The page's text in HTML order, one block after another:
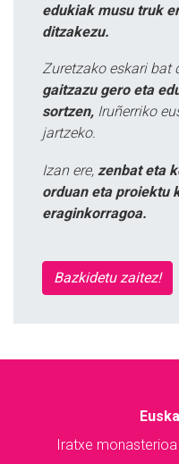
edukiak musu truk
ditzakezu.
Zuretzako eskari bat
gaitzazu gero eta
sortzen, Iruñerriko
jartzeko.
Izan ere, zenbat eta
orduan eta proiektu
eraginkorragoa.
Bazkidetu zaitez!
Iratxe